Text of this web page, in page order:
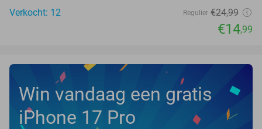
Verkocht: 12
Regulier €24,99
€14,99
Win vandaag een gratis
iPhone 17 Pro